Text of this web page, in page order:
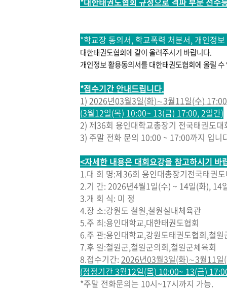
*학교장 동의서, 학교폭력 처분서, 개인정
대한태권도협회에 같이 올려주시기 바랍니다.
개인정보 활용동의서를 대한태권도협회에 올릴
*접수기간 안내드립니다.
1) 2026년03월3일(화)∼3월11일(수) 17:00
(3월12일(목) 10:00~ 13(금) 17:00, 2일간)
2) 제36회 용인대학교총장기 전국태권도
3) 주말 전화 문의 10:00 ~ 17:00까지 입니
<자세한 내용은 대회요강을 참고하시기 바
1.대 회 명:제36회 용인대총장기전국태권
2.기 간: 2026년4월1일(수) ~ 14일(화), 14
3.개 회 식: 미 정
4.장 소:강원도 철원,철원실내체육관
5.주 최:용인대학교,대한태권도협회
6.주 관:용인대학교,강원도태권도협회,철원
7.후 원:철원군,철원군의회,철원군체육회
8.접수기간: 2026년03월3일(화)∼3월11일
(정정기간 3월12일(목) 10:00~ 13(금)
*주말 전화문의는 10시~17시까지 가능.